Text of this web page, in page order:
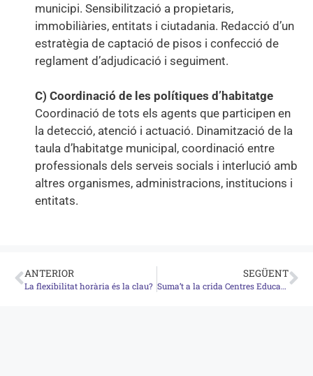
municipi. Sensibilització a propietaris,
immobiliàries, entitats i ciutadania. Redacció d’un
estratègia de captació de pisos i confecció de
reglament d’adjudicació i seguiment.
C) Coordinació de les polítiques d’habitatge
Coordinació de tots els agents que participen en
la detecció, atenció i actuació. Dinamització de la
taula d’habitatge municipal, coordinació entre
professionals dels serveis socials i interlució amb
altres organismes, administracions, institucions i
entitats.
ANTERIOR
La flexibilitat horària és la clau?
SEGÜENT
Suma’t a la crida Centres Educatius 360